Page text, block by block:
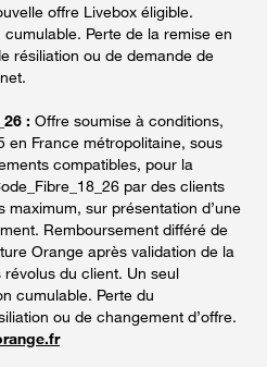
offre Livebox éligible.
Perte de la remise en
résiliation ou de demande de
: Offre soumise à conditions,
en France métropolitaine, sous
compatibles, pour la
par des clients
maximum, sur présentation d’une
Remboursement différé de
Orange après validation de la
révolus du client. Un seul
cumulable. Perte du
ou de changement d’offre.